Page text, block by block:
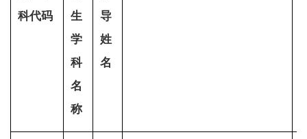
科代码
生
学
科
名
称
导
姓
名